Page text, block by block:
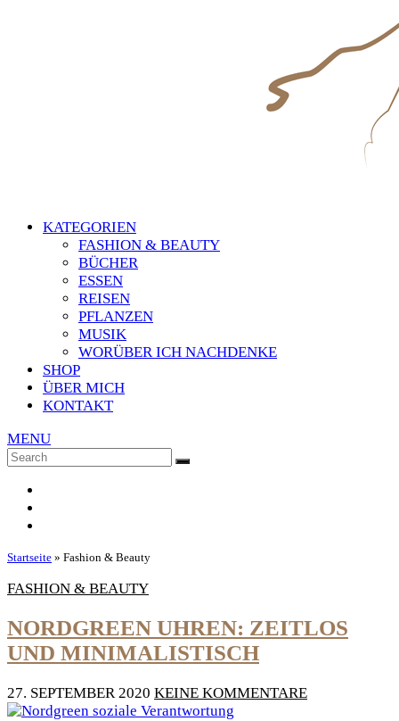
KATEGORIEN
FASHION & BEAUTY
BÜCHER
ESSEN
REISEN
PFLANZEN
MUSIK
WORÜBER ICH NACHDENKE
SHOP
ÜBER MICH
KONTAKT
MENU
Search
SEARCH
Startseite » Fashion & Beauty
FASHION & BEAUTY
NORDGREEN UHREN: ZEITLOS
UND MINIMALISTISCH
27. SEPTEMBER 2020 KEINE KOMMENTARE